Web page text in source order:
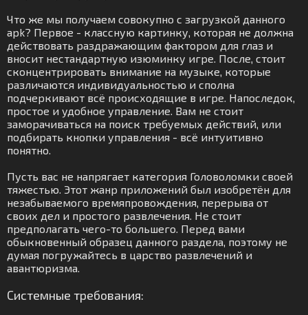
Что же мы получаем совокупно с загрузкой данного
apk? Первое - классную картинку, которая не должна
действовать раздражающим фактором для глаз и
вносит нестандартную изюминку игре. После, стоит
сконцентрировать внимание на музыке, которые
различаются индивидуальностью и сполна
подчеркивают всё происходящие в игре. Напоследок,
простое и удобное управление. Вам не стоит
заморачиваться на поиск требуемых действий, или
подбирать кнопки управления - всё интуитивно
понятно.
Пусть вас не напрягает категория Головоломки своей
тяжестью. Этот жанр приложений был изобретён для
незабываемого времяпровождения, перерыва от
своих дел и простого развлечения. Не стоит
предполагать чего-то большего. Перед вами
обыкновенный образец данного раздела, поэтому не
думая погружайтесь в царство развлечений и
авантюризма.
Системные требования: